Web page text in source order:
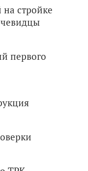
стройке
первого